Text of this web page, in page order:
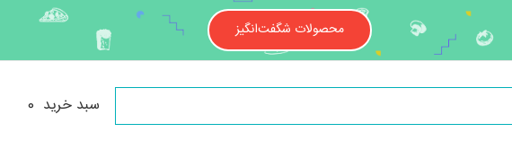
محصولات شگفت‌انگیز
سبد خرید 0